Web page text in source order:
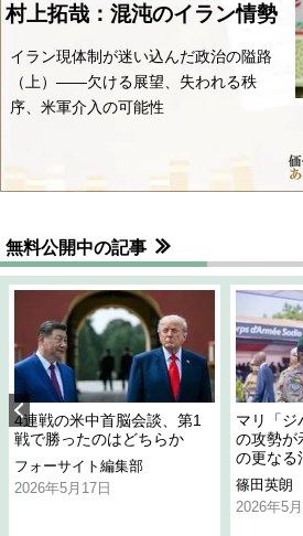
村上拓哉：混沌のイラン情勢
イラン現体制が迷い込んだ政治の隘路
（上）――欠ける展望、失われる秩
序、米軍介入の可能性
無料公開中の記事
4連戦の米中首脳会談、第1
戦で勝ったのはどちらか
フォーサイト編集部
2026年5月17日
マリ「ジ
の攻勢が
の更なる
篠田英朗
2026年5